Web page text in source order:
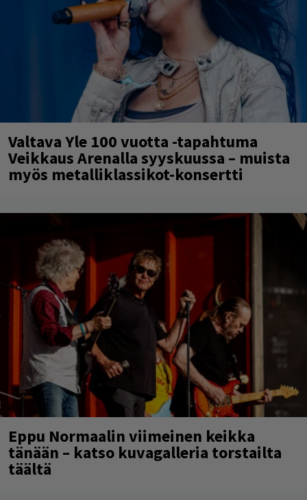
Valtava Yle 100 vuotta -tapahtuma
Veikkaus Arenalla syyskuussa – muista
myös metalliklassikot-konsertti
Eppu Normaalin viimeinen keikka
tänään – katso kuvagalleria torstailta
täältä